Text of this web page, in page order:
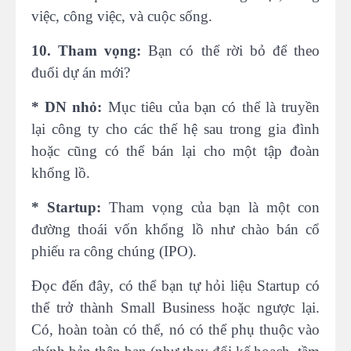
việc, công việc, và cuộc sống.
10. Tham vọng: Bạn có thể rời bỏ để theo
đuổi dự án mới?
* DN nhỏ: Mục tiêu của bạn có thể là truyền
lại công ty cho các thế hệ sau trong gia đình
hoặc cũng có thể bán lại cho một tập đoàn
khổng lồ.
* Startup: Tham vọng của bạn là một con
đường thoái vốn khổng lồ như chào bán cổ
phiếu ra công chúng (IPO).
Đọc đến đây, có thể bạn tự hỏi liệu Startup có
thể trở thành Small Business hoặc ngược lại.
Có, hoàn toàn có thể, nó có thể phụ thuộc vào